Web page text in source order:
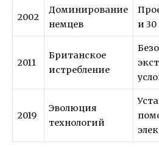
2002
Доминирование
немцев
и 30
2011
Британское
истребление
2019
Эволюция
технологий